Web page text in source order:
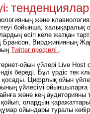
және
бойынша,
өсіп келе жатқан
Брансон, Вирджинияның
Twitter профилі .
ойын үйлері Live
береді. Бұл үрдіс тек
Цифрлық ойын
үйлесімі
және кең
олардың
ойындары туралы